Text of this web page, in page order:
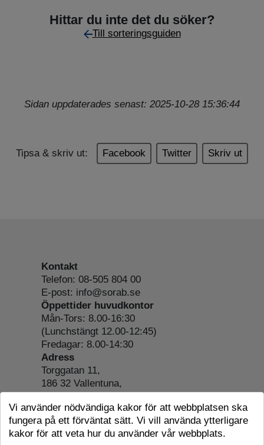
Hittar du inte det du söker?
Till sorteringsguiden
Sidan uppdaterades senast: 2025-10-28 15:36:44
Tipsa & skriv ut: Facebook Twitter Skriv ut
Kontakt
Telefon: 08-505 804 00
E-post: info@sorab.se
Öppettider huvudkontor
Mån-Tors: 8.00-16:30
(Lunchstängt 12.00-12:45)
Fredagar: 8.00-14:30
Adress
Torggatan 11,
186 32 Vallentuna,
Org.nr: 556197-4022
Om webbplatsen
Tillgänglighetsredogörelse
Cookie-information
Vi använder nödvändiga kakor för att webbplatsen ska
fungera på ett förväntat sätt. Vi vill använda ytterligare
kakor för att veta hur du använder vår webbplats.